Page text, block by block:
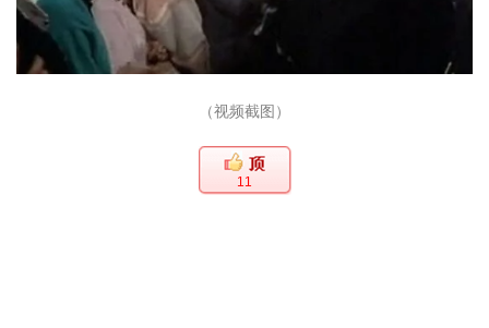
（视频截图）
11